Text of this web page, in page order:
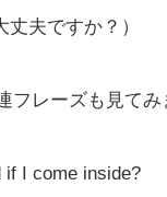
丈夫ですか？）
フレーズも見てみ
if I come inside?